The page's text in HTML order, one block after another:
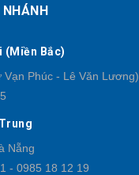
NHÁNH
(Miền Bắc)
Vạn Phúc - Lê Văn Lương)
Nẵng
- 0985 18 12 19